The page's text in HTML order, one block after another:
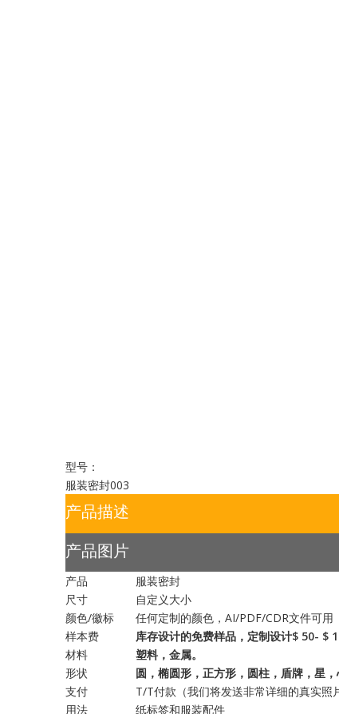
型号：
服装密封003
产品描述
产品图片
产品
服装密封
尺寸
自定义大小
颜色/徽标
任何定制的颜色，AI/PDF/CDR文件可用
样本费
库存设计的免费样品，定制设计$ 50- $
材料
塑料，金属。
形状
圆，椭圆形，正方形，圆柱，盾牌，星
支付
T/T付款（我们将发送非常详细的真实照
用法
纸标签和服装配件